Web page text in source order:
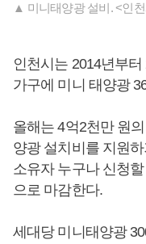
▲ 미니태양광 설비. <인
인천시는 2014년부
가구에 미니 태양광
올해는 4억2천만 원
양광 설치비를 지원
소유자 누구나 신청
으로 마감한다.
세대당 미니태양광